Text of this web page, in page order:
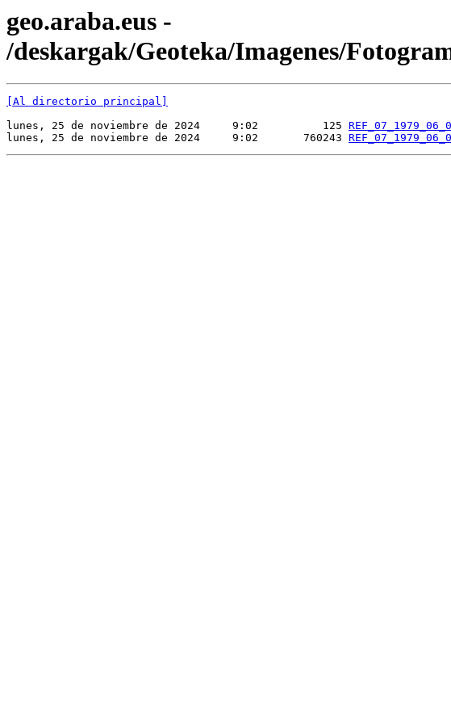
geo.araba.eus -
/deskargak/Geoteka/Imagenes/
[Al directorio principal]
lunes, 25 de noviembre de 2024     9:02          125
lunes, 25 de noviembre de 2024     9:02       760243